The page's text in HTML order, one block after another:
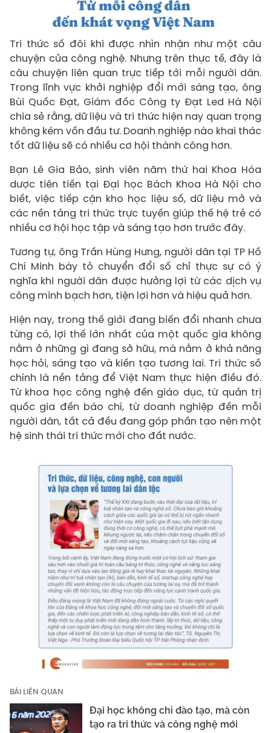
Tri thức số đôi khi được nhìn nhận như một câu
chuyện của công nghệ. Nhưng trên thực tế, đây là
câu chuyện liên quan trực tiếp tới mỗi người dân.
Trong lĩnh vực khởi nghiệp đổi mới sáng tạo, ông
Bùi Quốc Đạt, Giám đốc Công ty Đạt Led Hà Nội
chia sẻ rằng, dữ liệu và tri thức hiện nay quan trọng
không kém vốn đầu tư. Doanh nghiệp nào khai thác
tốt dữ liệu sẽ có nhiều cơ hội thành công hơn.
Bạn Lê Gia Bảo, sinh viên năm thứ hai Khoa Hóa
dược tiên tiến tại Đại học Bách Khoa Hà Nội cho
biết, việc tiếp cận kho học liệu số, dữ liệu mở và
các nền tảng tri thức trực tuyến giúp thế hệ trẻ có
nhiều cơ hội học tập và sáng tạo hơn trước đây.
Tương tự, ông Trần Hùng Hưng, người dân tại TP Hồ
Chí Minh bày tỏ chuyển đổi số chỉ thực sự có ý
nghĩa khi người dân được hưởng lợi từ các dịch vụ
công minh bạch hơn, tiện lợi hơn và hiệu quả hơn.
Hiện nay, trong thế giới đang biến đổi nhanh chưa
từng có, lợi thế lớn nhất của một quốc gia không
nằm ở những gì đang sở hữu, mà nằm ở khả năng
học hỏi, sáng tạo và kiến tạo tương lai. Tri thức số
chính là nền tảng để Việt Nam thực hiện điều đó.
Từ khoa học công nghệ đến giáo dục, từ quản trị
quốc gia đến báo chí, từ doanh nghiệp đến mỗi
người dân, tất cả đều đang góp phần tạo nên một
hệ sinh thái tri thức mới cho đất nước.
BÀI LIÊN QUAN
Đại học không chỉ đào tạo, mà còn
tạo ra tri thức và công nghệ mới